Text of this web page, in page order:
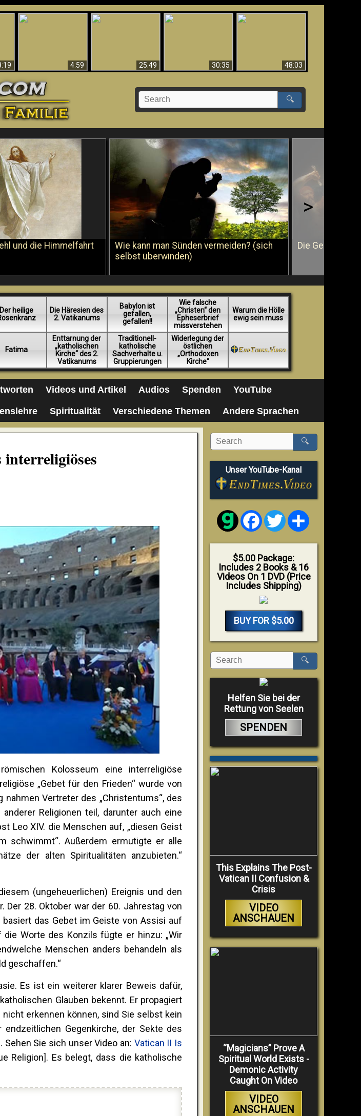
4:59
25:49 30:35
48:03
🔍
und die Himmelfahrt
Wie kann man Sünden vermeiden? (sich
selbst überwinden)
Die Geißelung
>
Der heilige
Die Häresien des
2. Vatikanums
Babylon ist
gefallen,
gefallen!!
Wie falsche
„Christen“ den
Epheserbrief
missverstehen
Warum die Hölle
ewig sein muss
Fatima
Enttarnung der
„katholischen
Kirche“ des 2.
Vatikanums
Traditionell-
katholische
Sachverhalte u.
Gruppierungen
Widerlegung der
östlichen
„Orthodoxen
Kirche“
Videos und Artikel Audios Spenden YouTube
Spiritualität Verschiedene Themen Andere Sprachen
Kolosseum eine interreligiöse
„Gebet für den Frieden“ wurde von
nahmen Vertreter des „Christentums“, des
Religionen teil, darunter auch eine
Leo XIV. die Menschen auf, „diesen Geist
schwimmt“. Außerdem ermutigte er alle
der alten Spiritualitäten anzubieten.“
(ungeheuerlichen) Ereignis und den
Der 28. Oktober war der 60. Jahrestag von
basiert das Gebet im Geiste von Assisi auf
die Worte des Konzils fügte er hinzu: „Wir
Menschen anders behandeln als
geschaffen.“
Es ist ein weiterer klarer Beweis dafür,
Glauben bekennt. Er propagiert
erkennen können, sind Sie selbst kein
Gegenkirche, der Sekte des
Sie sich unser Video an: Vatican II Is
Religion]. Es belegt, dass die katholische
🔍
Unser YouTube-Kanal
FacebookTwitter
$5.00 Package:
Includes 2 Books & 16
Videos On 1 DVD (Price
Includes Shipping)
BUY FOR $5.00
🔍
Helfen Sie bei der
Rettung von Seelen
SPENDEN
This Explains The Post-
Vatican II Confusion &
Crisis
VIDEO
ANSCHAUEN
“Magicians” Prove A
Spiritual World Exists -
Demonic Activity
Caught On Video
VIDEO
ANSCHAUEN